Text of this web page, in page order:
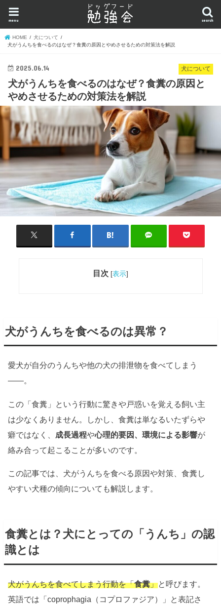
search
menu
HOME
犬について
犬がうんちを食べるのはなぜ？食糞の原因とやめさせるための対策法を解説
犬について
2025.06.14
犬がうんちを食べるのはなぜ？食糞の原因と
やめさせるための対策法を解説
目次 [表示]
犬がうんちを食べるのは異常？
愛犬が自分のうんちや他の犬の排泄物を食べてしまう
——。
この「食糞」という行動に驚きや戸惑いを覚える飼い主
は少なくありません。しかし、食糞は単なるいたずらや
癖ではなく、 成長過程や心理的要因、環境による影響が
絡み合って起こることが多いのです。
この記事では、犬がうんちを食べる原因や対策、食糞し
やすい犬種の傾向についても解説します。
食糞とは？犬にとっての「うんち」の認
識とは
犬がうんちを食べてしまう行動を「食糞」と呼びます。
英語では「coprophagia（コプロファジア）」と表記さ